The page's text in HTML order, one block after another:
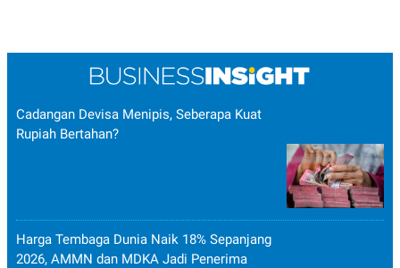
Cadangan Devisa Menipis, Seberapa Kuat
Rupiah Bertahan?
Harga Tembaga Dunia Naik 18% Sepanjang
2026, AMMN dan MDKA Jadi Penerima